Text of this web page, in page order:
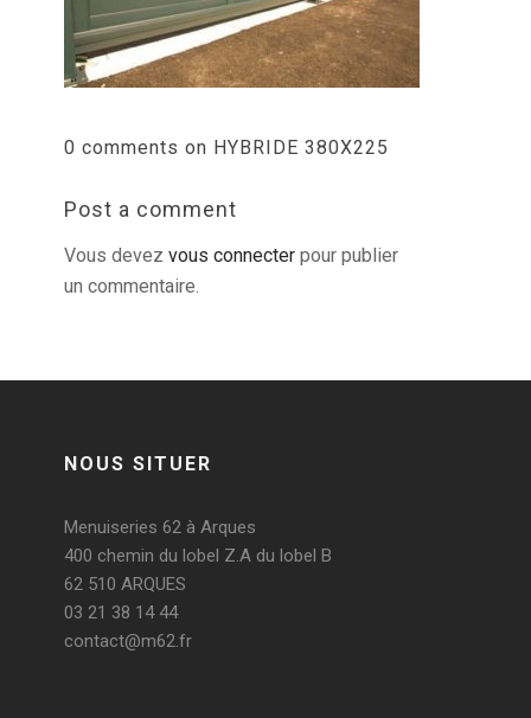
0 comments on HYBRIDE 380X225
Post a comment
Vous devez vous connecter pour publier
un commentaire.
NOUS SITUER
Menuiseries 62 à Arques
400 chemin du lobel Z.A du lobel B
62 510 ARQUES
03 21 38 14 44
contact@m62.fr